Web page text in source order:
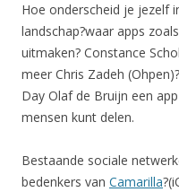
Hoe onderscheid je jezelf
landschap?waar apps
uitmaken? Constance
meer Chris Zadeh
Day Olaf de Bruijn een
mensen kunt delen.
Bestaande sociale
bedenkers van Camarilla